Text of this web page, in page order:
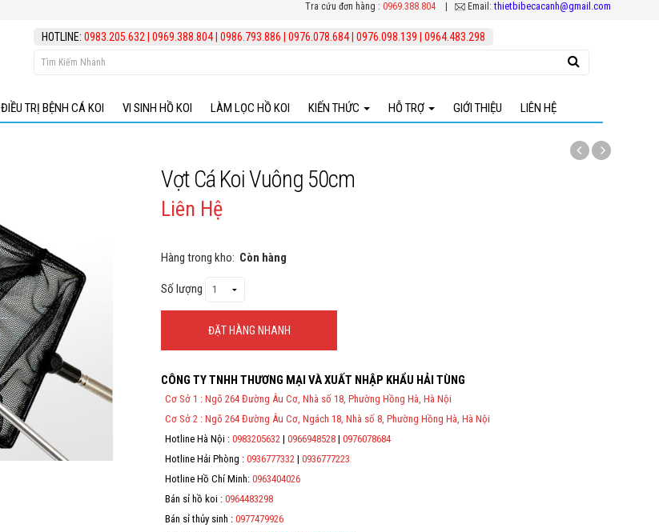
Tra cứu đơn hàng : 0969.388.804 Email:thietbibecacanh@gmail.com
HOTLINE:0983.205.632 |0969.388.804|0986.793.886 |0976.078.684|0976.098.139 |0964.483.298
ĐIỀU TRỊ BỆNH CÁ KOI VI SINH HỒ KOI LÀM LỌC HỒ KOI KIẾN THỨC
Các loại thuốc chữa bệnh cá koi
HỖ TRỢ GIỚI THIỆU LIÊN HỆ
Vợt Cá Koi Vuông 50cm
Liên Hệ
Hàng trong kho: Còn hàng
Số lượng
ĐẶT HÀNG NHANH
Theo Nghị định 123/2020/NĐ-CP và nghị định 70/2025/NĐ-CP về việc thực hiện lập Hóa Đơn Điện
Tử bán hàng và cung cấp dịch vụ cho người mua bắt buộc phải thế hiện đầy đủ thông tin: họ tên,
địa chỉ, mã số thuế/ căn cước công dân/ số định danh.
CÔNG TY TNHH THƯƠNG MẠI VÀ XUẤT NHẬP KHẨU HẢI TÙNG
Cơ Sở 1 : Ngõ 264 Đường Âu Cơ, Nhà số 18, Phường Hồng Hà, Hà Nội
Cơ Sở 2 : Ngõ 264 Đường Âu Cơ, Ngách 18, Nhà số 8, Phường Hồng Hà, Hà Nội
Hotline Hà Nội : 0983205632 | 0966948528 | 0976078684
Hotline Hải Phòng : 0936777332 | 0936777223
Hotline Hồ Chí Minh: 0963404026
Bán sỉ hồ koi : 0964483298
Bán sỉ thủy sinh : 0977479926